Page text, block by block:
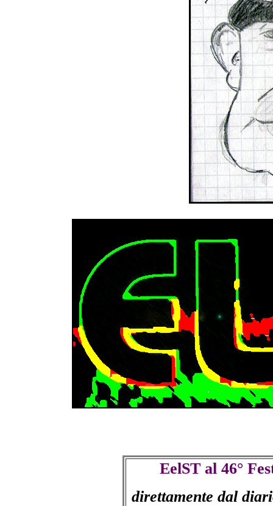
EelST al 46°
direttamente dal